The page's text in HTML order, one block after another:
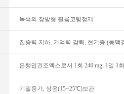
녹색의 장방형 필름코팅정제
집중력 저하, 기억력 감퇴, 현기증 (동
은행엽건조엑스로서 1회 240 mg, 1일 1
기밀용기, 상온(15~25℃)보관